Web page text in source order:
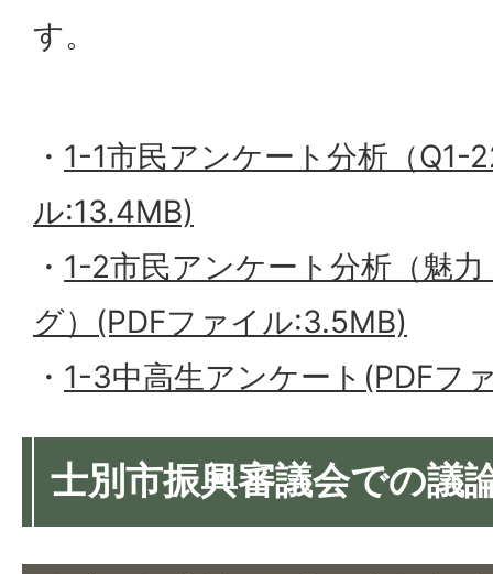
す。
・ 1-1市民アンケート分析（Q1-
ル:13.4MB)
・ 1-2市民アンケート分析（魅
グ）(PDFファイル:3.5MB)
・ 1-3中高生アンケート(PDFフ
士別市振興審議会での議